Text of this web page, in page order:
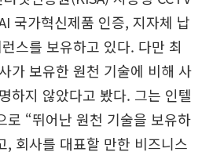
국가혁신제품 인증, 지자체 납
스를 보유하고 있다. 다만 최
가 보유한 원천 기술에 비해 사
하지 않았다고 봤다. 그는 인텔
로 “뛰어난 원천 기술을 보유하
, 회사를 대표할 만한 비즈니스